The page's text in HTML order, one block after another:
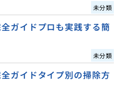
未分類
ガイドプロも実践する簡
未分類
ガイドタイプ別の掃除方